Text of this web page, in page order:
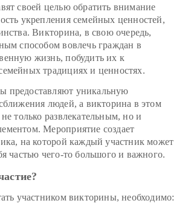
своей целью обратить внимание
укрепления семейных ценностей,
Викторина, в свою очередь,
способом вовлечь граждан в
жизнь, побудить их к
традициях и ценностях.
предоставляют уникальную
людей, а викторина в этом
только развлекательным, но и
Мероприятие создает
на которой каждый участник может
частью чего-то большого и важного.
участником викторины, необходимо: